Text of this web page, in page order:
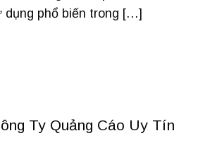
dụng phổ biến trong […]
Ty Quảng Cáo Uy Tín